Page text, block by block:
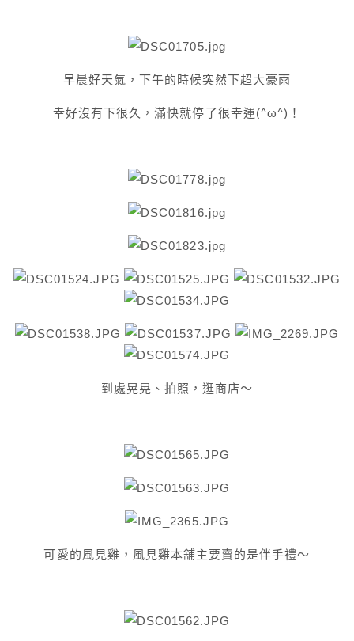
早晨好天氣，下午的時候突然下超大豪雨
幸好沒有下很久，滿快就停了很幸運(^ω^)！
到處晃晃、拍照，逛商店～
可愛的風見雞，風見雞本舖主要賣的是伴手禮～